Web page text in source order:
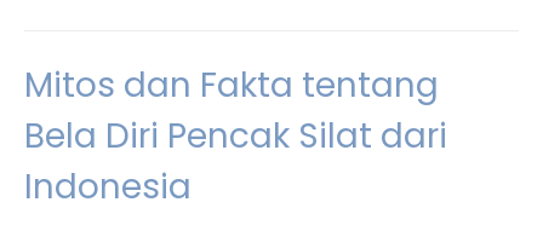
Mitos dan Fakta tentang
Bela Diri Pencak Silat dari
Indonesia